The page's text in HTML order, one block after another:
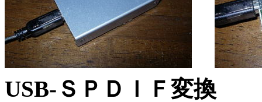
USB-ＳＰＤＩＦ変換